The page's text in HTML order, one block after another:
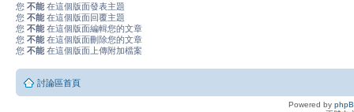
您 不能 在這個版面發表主題
您 不能 在這個版面回覆主題
您 不能 在這個版面編輯您的文章
您 不能 在這個版面刪除您的文章
您 不能 在這個版面上傳附加檔案
討論區首頁
Powered by